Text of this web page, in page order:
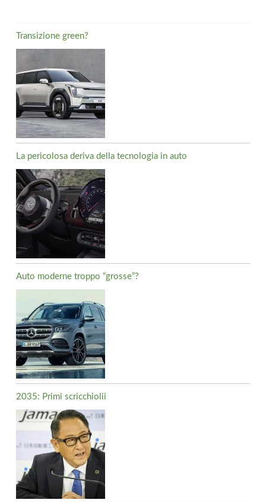
Transizione green?
La pericolosa deriva della tecnologia in auto
Auto moderne troppo “grosse”?
2035: Primi scricchiolii